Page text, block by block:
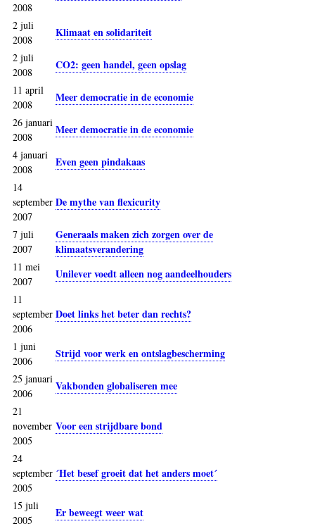
2008
2 juli
2008
Klimaat en solidariteit
2 juli
2008
CO2: geen handel, geen opslag
11 april
2008
Meer democratie in de economie
26 januari
2008
Meer democratie in de economie
4 januari
2008
Even geen pindakaas
14
september
2007
De mythe van flexicurity
7 juli
2007
Generaals maken zich zorgen over de
klimaatsverandering
11 mei
2007
Unilever voedt alleen nog aandeelhouders
11
september
2006
Doet links het beter dan rechts?
1 juni
2006
Strijd voor werk en ontslagbescherming
25 januari
2006
Vakbonden globaliseren mee
21
november
2005
Voor een strijdbare bond
24
september
2005
´Het besef groeit dat het anders moet´
15 juli
2005
Er beweegt weer wat